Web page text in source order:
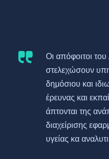
Οι απόφοιτοι
στελεχώσουν
δημόσιου και
έρευνας και
άπτονται της
διαχείρισης
υγείας κα